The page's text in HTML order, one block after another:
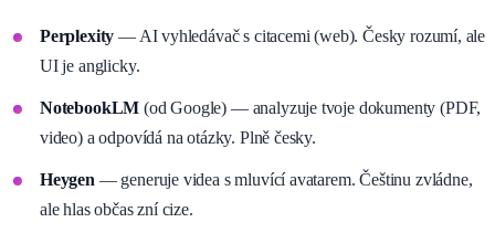
Perplexity — AI vyhledávač s citacemi (web). Česky rozumí, ale
UI je anglicky.
NotebookLM (od Google) — analyzuje tvoje dokumenty (PDF,
video) a odpovídá na otázky. Plně česky.
Heygen — generuje videa s mluvící avatarem. Češtinu zvládne,
ale hlas občas zní cize.